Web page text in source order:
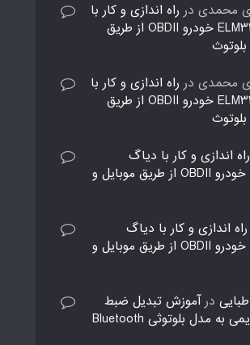
محمدی در راه اندازی و کار با
دیاگ ELM327 خودرو OBDII از طریق
محمدی در راه اندازی و کار با
دیاگ ELM327 خودرو OBDII از طریق
راه اندازی و کار با دیاگ
ELM327 خودرو OBDII از طریق موبایل و
راه اندازی و کار با دیاگ
ELM327 خودرو OBDII از طریق موبایل و
در آموزش تبدیل ضبط
صوت قدیمی به مدل بلوتوثی Bluetooth